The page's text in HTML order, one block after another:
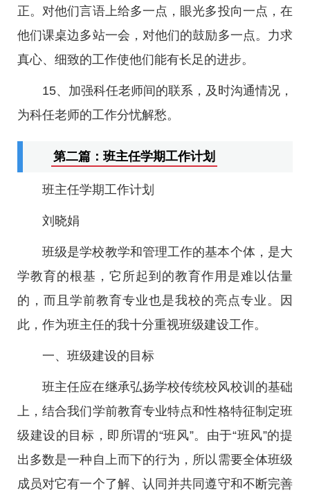
正。对他们言语上给多一点，眼光多投向一点，在
他们课桌边多站一会，对他们的鼓励多一点。力求
真心、细致的工作使他们能有长足的进步。
15、加强科任老师间的联系，及时沟通情况，
为科任老师的工作分忧解愁。
第二篇：班主任学期工作计划
班主任学期工作计划
刘晓娟
班级是学校教学和管理工作的基本个体，是大
学教育的根基，它所起到的教育作用是难以估量
的，而且学前教育专业也是我校的亮点专业。因
此，作为班主任的我十分重视班级建设工作。
一、班级建设的目标
班主任应在继承弘扬学校传统校风校训的基础
上，结合我们学前教育专业特点和性格特征制定班
级建设的目标，即所谓的“班风”。由于“班风”的提
出多数是一种自上而下的行为，所以需要全体班级
成员对它有一个了解、认同并共同遵守和不断完善